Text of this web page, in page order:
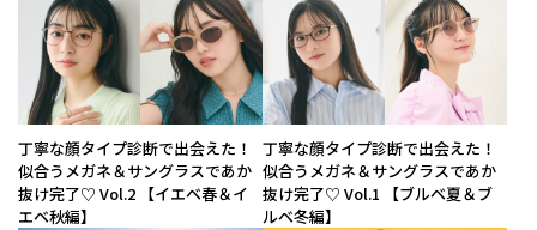
丁寧な顔タイプ診断で出会えた！
似合うメガネ＆サングラスであか
抜け完了♡ Vol.2 【イエベ春＆イ
エベ秋編】
丁寧な顔タイプ診断で出会えた！
似合うメガネ＆サングラスであか
抜け完了♡ Vol.1 【ブルベ夏＆ブ
ルベ冬編】